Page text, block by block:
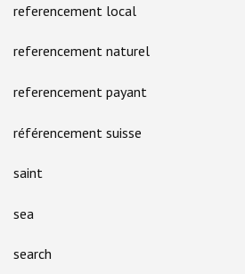
referencement local
referencement naturel
referencement payant
référencement suisse
saint
sea
search